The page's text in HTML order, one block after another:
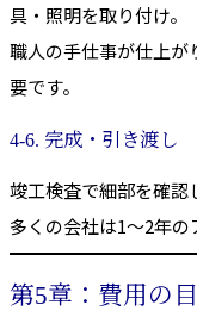
具・照明を取り付け。
職人の手仕事が仕上が
要です。
4-6. 完成・引き渡し
竣工検査で細部を確認
多くの会社は1〜2年の
第5章：費用の